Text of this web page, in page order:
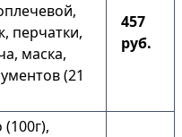
перчатки,
маска,
(21
457
руб.